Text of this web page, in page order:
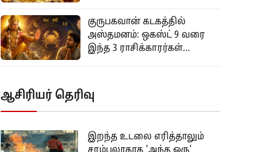
குருபகவான் கடகத்தில்
அஸ்தமனம்: ஒகஸ்ட் 9 வரை
இந்த 3 ராசிக்காரர்கள்...
ஆசிரியர் தெரிவு
இறந்த உடலை எரித்தாலும்